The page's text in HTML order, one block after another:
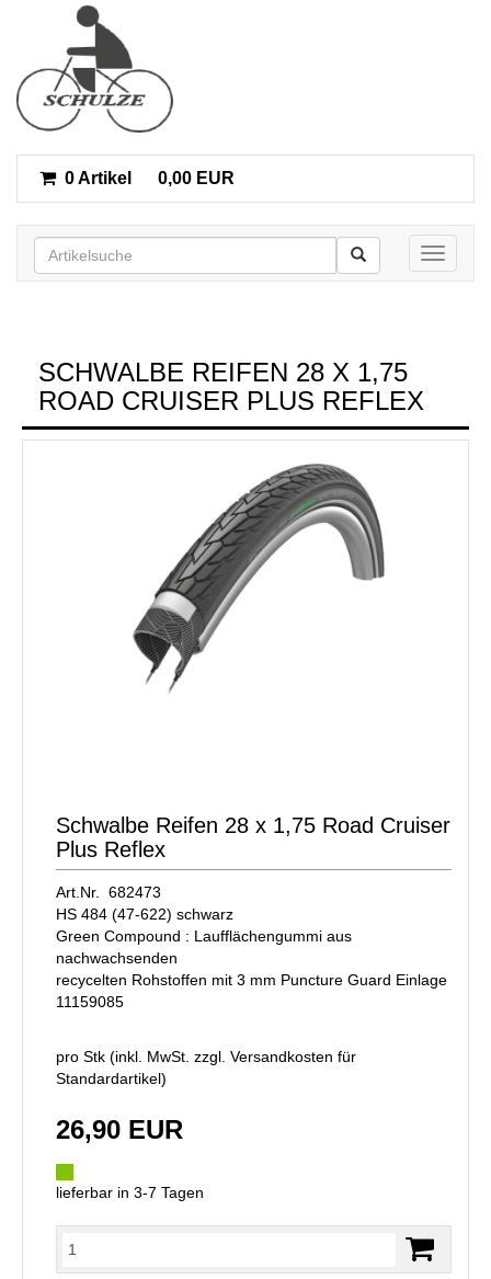
0 Artikel 0,00 EUR
Toggle
SCHWALBE REIFEN 28 X 1,75
ROAD CRUISER PLUS REFLEX
Schwalbe Reifen 28 x 1,75 Road Cruiser
Plus Reflex
Art.Nr. 682473
HS 484 (47-622) schwarz
Green Compound : Laufflächengummi aus
nachwachsenden
recycelten Rohstoffen mit 3 mm Puncture Guard Einlage
11159085
pro Stk (inkl. MwSt. zzgl. Versandkosten für
Standardartikel)
26,90 EUR
lieferbar in 3-7 Tagen